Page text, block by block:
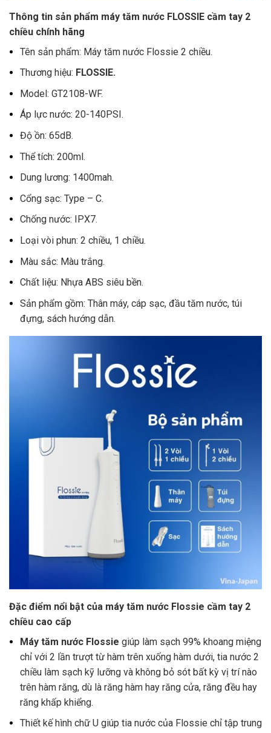
Thông tin sản phẩm máy tăm nước FLOSSIE cầm tay 2
chiều chính hãng
Tên sản phẩm: Máy tăm nước Flossie 2 chiều.
Thương hiệu: FLOSSIE.
Model: GT2108-WF.
Áp lực nước: 20-140PSI.
Độ ồn: 65dB.
Thể tích: 200ml.
Dung lương: 1400mah.
Cổng sạc: Type – C.
Chống nước: IPX7.
Loại vòi phun: 2 chiều, 1 chiều.
Màu sắc: Màu trắng.
Chất liệu: Nhựa ABS siêu bền.
Sản phẩm gồm: Thân máy, cáp sạc, đầu tăm nước, túi
đựng, sách hướng dẫn.
Đặc điểm nổi bật của máy tăm nước Flossie cầm tay 2
chiều cao cấp
Máy tăm nước Flossie giúp làm sạch 99% khoang miệng
chỉ với 2 lần trượt từ hàm trên xuống hàm dưới, tia nước 2
chiều làm sạch kỹ lưỡng và không bỏ sót bất kỳ vị trí nào
trên hàm răng, dù là răng hàm hay răng cửa, răng đều hay
răng khấp khiểng.
Thiết kế hình chữ U giúp tia nước của Flossie chỉ tập trung